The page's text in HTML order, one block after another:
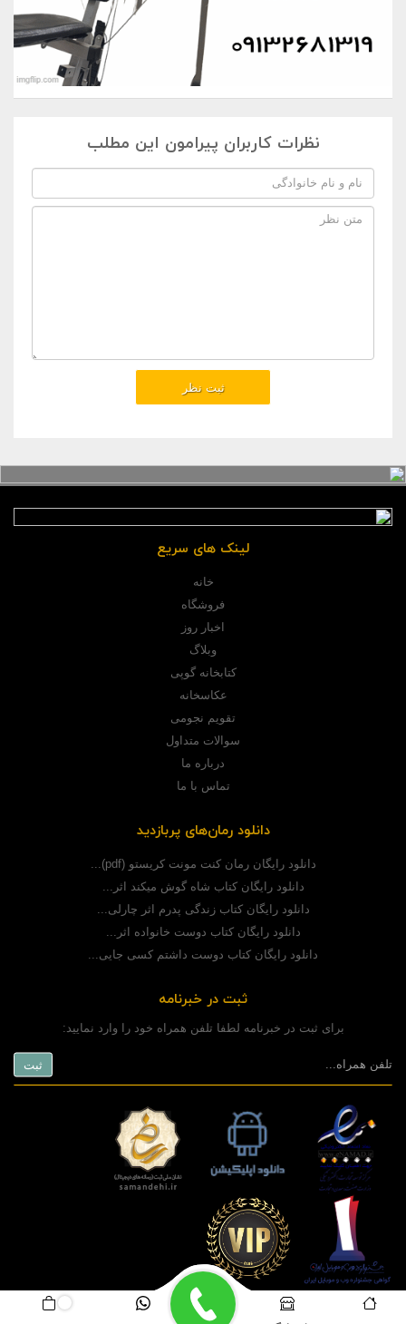
نظرات کاربران پیرامون این مطلب
لینک های سریع
خانه
فروشگاه
اخبار روز
وبلاگ
کتابخانه گوپی
عکاسخانه
تقویم نجومی
سوالات متداول
درباره ما
تماس با ما
دانلود رمان‌های پربازدید
دانلود رایگان رمان کنت مونت کریستو (pdf)...
دانلود رایگان کتاب شاه گوش میکند اثر...
دانلود رایگان کتاب زندگی پدرم اثر چارلی...
دانلود رایگان کتاب دوست خانواده اثر...
دانلود رایگان کتاب دوست داشتم کسی جایی...
ثبت در خبرنامه
برای ثبت در خبرنامه لطفا تلفن همراه خود را وارد نمایید:
copyright © 2020 powered by www.rashinweb.com